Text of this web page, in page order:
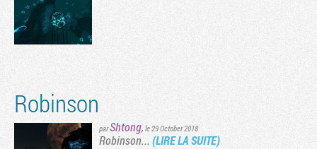
Robinson
parShtong, le 29 October 2018
Robinson... (LIRE LA SUITE)